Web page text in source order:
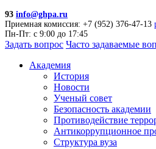
93 info@ghpa.ru
Приемная комиссия: +7 (952) 376-47-13
Пн-Пт: с 9:00 до 17:45
Задать вопрос Часто задаваемые
Академия
История
Новости
Ученый совет
Безопасность академии
Противодействие
Антикоррупционное
Структура вуза